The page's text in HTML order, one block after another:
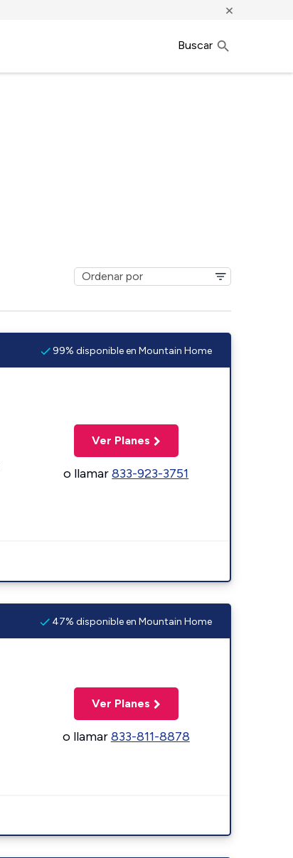
×
Buscar
99% disponible en Mountain Home
Ver Planes
o llamar833-923-3751
47% disponible en Mountain Home
Ver Planes
o llamar833-811-8878